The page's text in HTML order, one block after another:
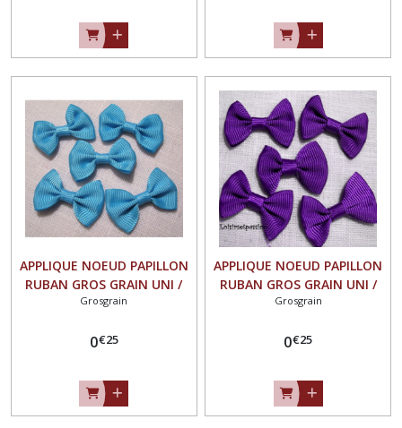
APPLIQUE NOEUD PAPILLON
RUBAN GROS GRAIN UNI /
TURQUOISE CLAIR ** 35 X 23
N°07
Grosgrain
0€25
APPLIQUE NOEUD PAPILLON
RUBAN GROS GRAIN UNI /
VIOLET ** 35 X 23 mm **
Grosgrain
0€25